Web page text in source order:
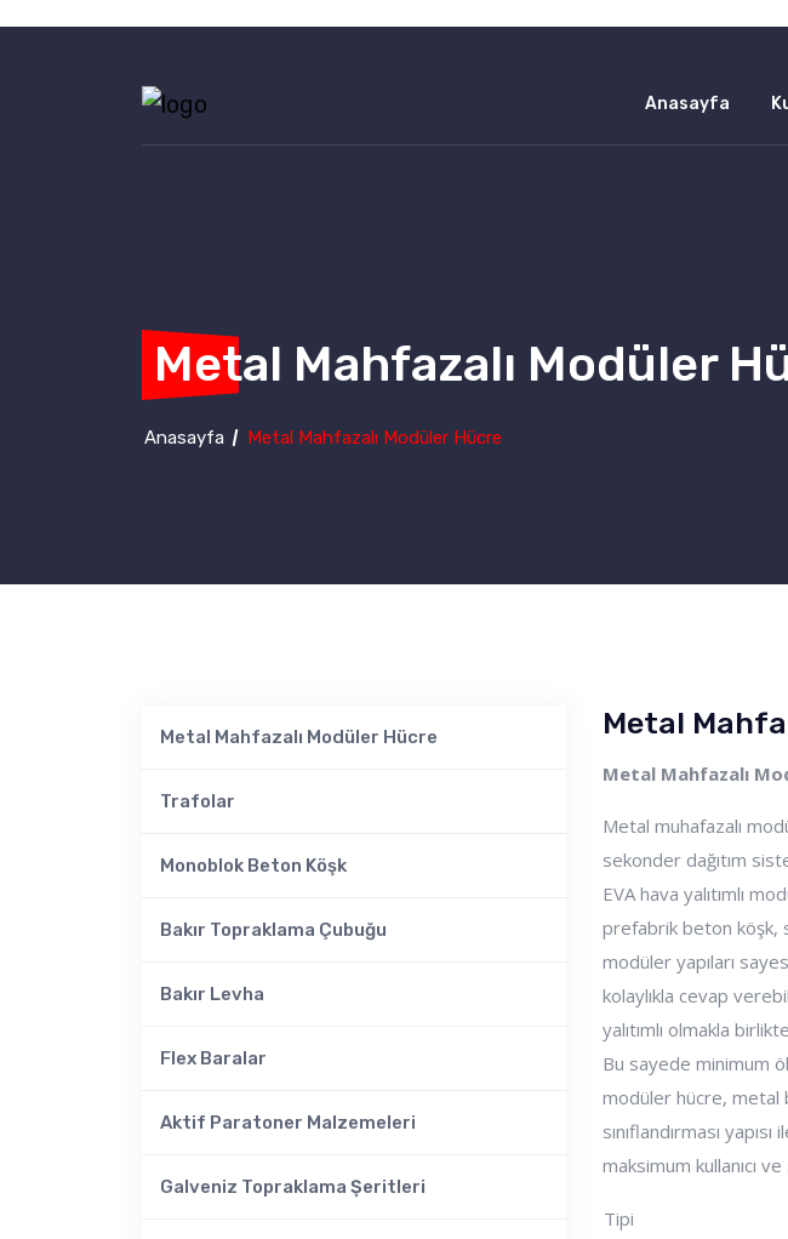
Anasayfa
Metal Mahfazalı Modüler
Anasayfa Metal Mahfazalı Modüler Hücre
Metal Mahfazalı Modüler Hücre
Trafolar
Monoblok Beton Köşk
Bakır Topraklama Çubuğu
Bakır Levha
Flex Baralar
Aktif Paratoner Malzemeleri
Galveniz Topraklama Şeritleri
Metal
Metal Mahfazalı
Metal muhafazalı
sekonder dağıtım
EVA hava yalıtımlı
prefabrik beton köşk,
modüler yapıları
kolaylıkla cevap
yalıtımlı olmakla
Bu sayede minimum
modüler hücre, metal
sınıflandırması
maksimum kullanıcı
Tipi